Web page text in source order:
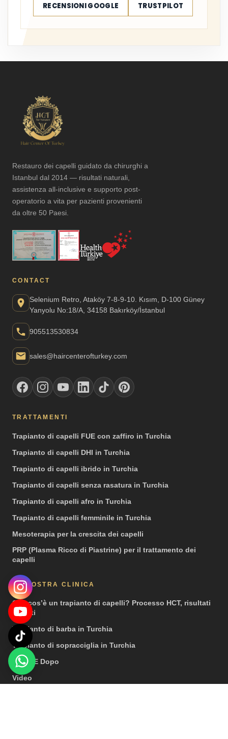
RECENSIONI GOOGLE TRUSTPILOT
Restauro dei capelli guidato da chirurghi a
Istanbul dal 2014 — risultati naturali,
assistenza all-inclusive e supporto post-
operatorio a vita per pazienti provenienti
da oltre 50 Paesi.
CONTACT
Selenium Retro, Ataköy 7-8-9-10. Kısım, D-100 Güney
Yanyolu No:18/A, 34158 Bakırköy/İstanbul
905513530834
sales@haircenterofturkey.com
TRATTAMENTI
Trapianto di capelli FUE con zaffiro in Turchia
Trapianto di capelli DHI in Turchia
Trapianto di capelli ibrido in Turchia
Trapianto di capelli senza rasatura in Turchia
Trapianto di capelli afro in Turchia
Trapianto di capelli femminile in Turchia
Mesoterapia per la crescita dei capelli
PRP (Plasma Ricco di Piastrine) per il trattamento dei
capelli
LA NOSTRA CLINICA
Che cos’è un trapianto di capelli? Processo HCT, risultati
e costi
Trapianto di barba in Turchia
Trapianto di sopracciglia in Turchia
Prima E Dopo
Video